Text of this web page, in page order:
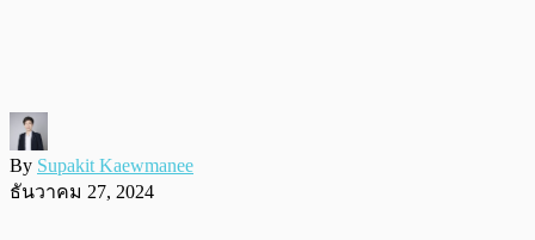
By Supakit Kaewmanee
ธันวาคม 27, 2024